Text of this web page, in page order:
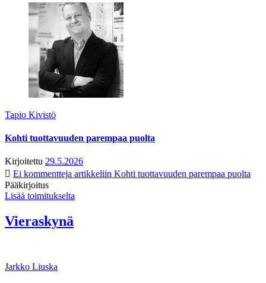
Tapio Kivistö
Kohti tuottavuuden parempaa puolta
Kirjoitettu 29.5.2026
Ei kommentteja artikkeliin Kohti tuottavuuden parempaa puolta
Pääkirjoitus
Lisää toimitukselta
Vieraskynä
Jarkko Liuska